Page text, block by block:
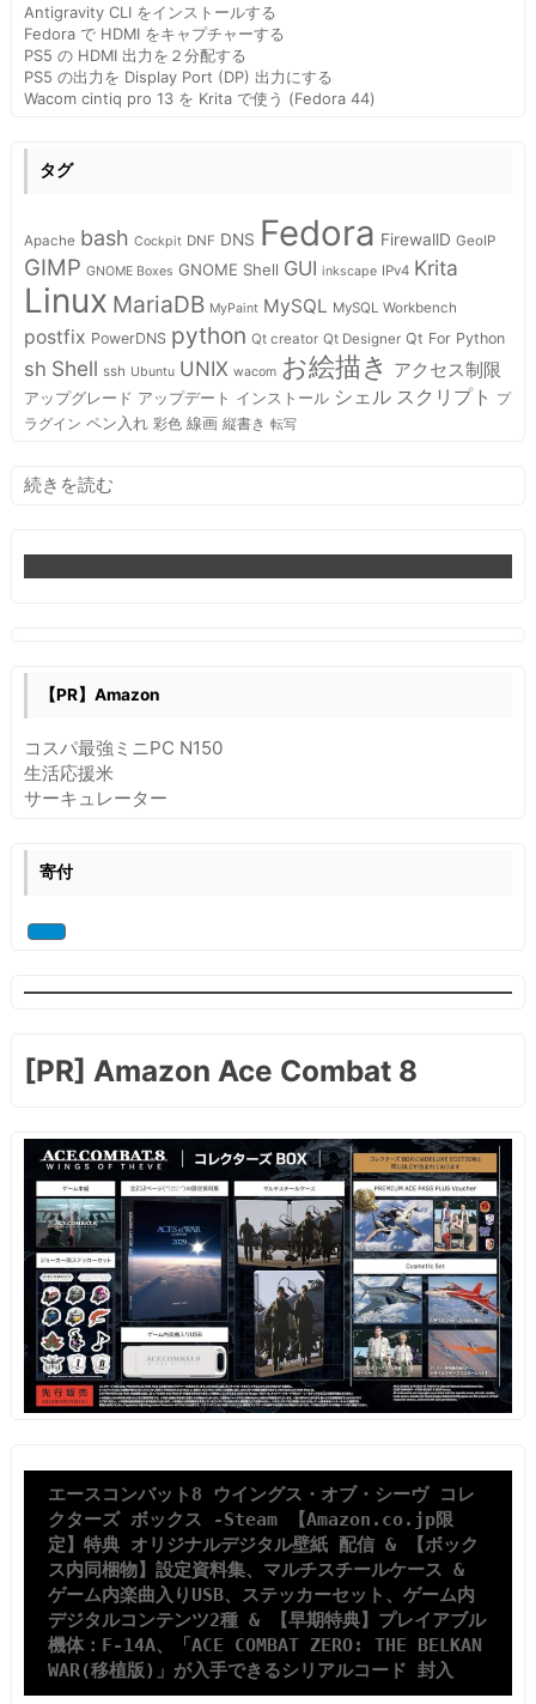
Antigravity CLI をインストールする
Fedora で HDMI をキャプチャーする
PS5 の HDMI 出力を２分配する
PS5 の出力を Display Port (DP) 出力にする
Wacom cintiq pro 13 を Krita で使う (Fedora 44)
タグ
Apache bash Cockpit DNF DNS Fedora FirewallD GeoIP
GIMP GNOME Boxes GNOME Shell GUI inkscape IPv4 Krita
Linux MariaDB MyPaint MySQL MySQL Workbench
postfix PowerDNS python Qt creator Qt Designer Qt For Python
sh Shell ssh Ubuntu UNIX wacom お絵描き アクセス制限
アップグレード アップデート インストール シェル スクリプト
プ
ラグイン ペン入れ 彩色 線画 縦書き 転写
続きを読む:
メ
ニ
字
け
し
た
【PR】Amazon
コスパ最強ミニPC N150
生活応援米
サーキュレーター
寄付
[PR] Amazon Ace Combat 8
エースコンバット8 ウイングス・オブ・シーヴ コレ
クターズ ボックス -Steam 【Amazon.co.jp限
定】特典 オリジナルデジタル壁紙 配信 & 【ボック
ス内同梱物】設定資料集、マルチスチールケース &
ゲーム内楽曲入りUSB、ステッカーセット、ゲーム内
デジタルコンテンツ2種 & 【早期特典】プレイアブル
機体：F-14A、「ACE COMBAT ZERO: THE BELKAN
WAR(移植版)」が入手できるシリアルコード 封入